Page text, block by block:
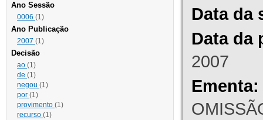
Ano Sessão
0006 (1)
Ano Publicação
2007 (1)
Decisão
ao (1)
de (1)
negou (1)
por (1)
provimento (1)
recurso (1)
Data da
Data da
2007
Ementa: